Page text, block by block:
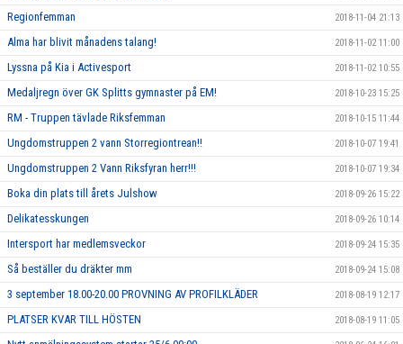
Regionfemman 2018-11-04 21:13
Alma har blivit månadens talang! 2018-11-02 11:00
Lyssna på Kia i Activesport 2018-11-02 10:55
Medaljregn över GK Splitts gymnaster på EM! 2018-10-23 15:25
RM - Truppen tävlade Riksfemman 2018-10-15 11:44
Ungdomstruppen 2 vann Storregiontrean!! 2018-10-07 19:41
Ungdomstruppen 2 Vann Riksfyran herr!!! 2018-10-07 19:34
Boka din plats till årets Julshow 2018-09-26 15:22
Delikatesskungen 2018-09-26 10:14
Intersport har medlemsveckor 2018-09-24 15:35
Så beställer du dräkter mm 2018-09-24 15:08
3 september 18.00-20.00 PROVNING AV PROFILKLÄDER 2018-08-19 12:17
PLATSER KVAR TILL HÖSTEN 2018-08-19 11:05